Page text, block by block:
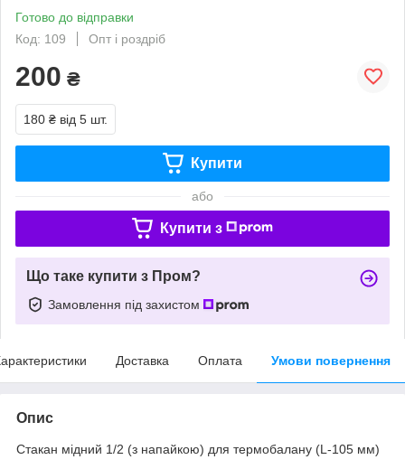
Готово до відправки
Код: 109
Опт і роздріб
200 ₴
180 ₴ від 5 шт.
Купити
або
Купити з
Що таке купити з Пром?
Замовлення під захистом
Доставка Оплата Умови повернення
Опис
Стакан мідний 1/2 (з напайкою) для термобалану (L-105 мм)